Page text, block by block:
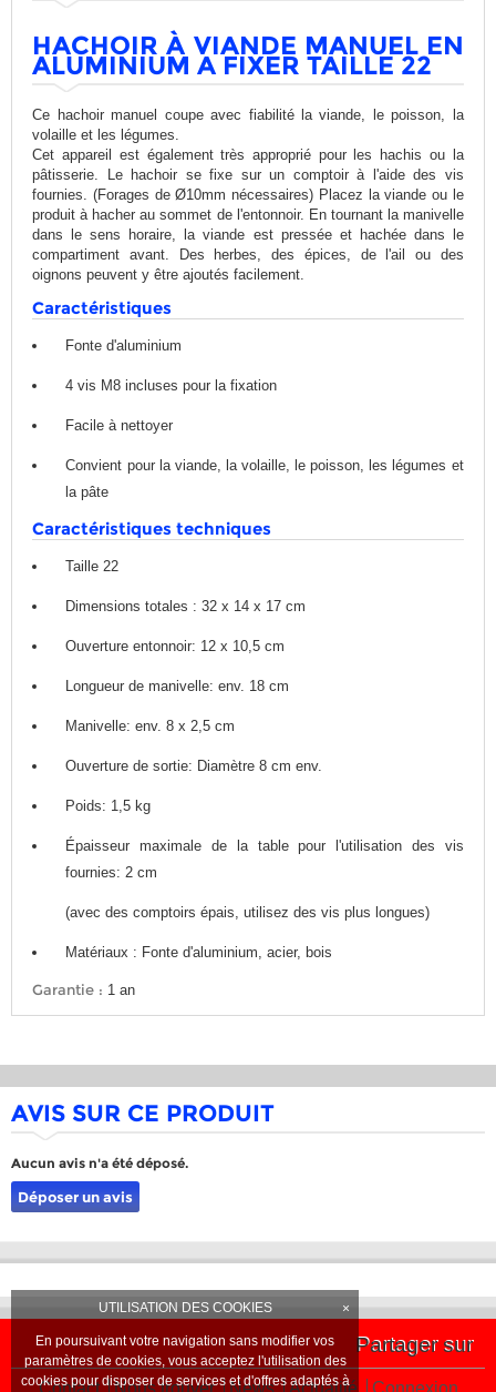
UTILISATION DES COOKIES ×
En poursuivant votre navigation sans modifier vos
paramètres de cookies, vous acceptez l'utilisation des
cookies pour disposer de services et d'offres adaptés à
HACHOIR À VIANDE MANUEL EN
ALUMINIUM A FIXER TAILLE 22
Ce hachoir manuel coupe avec fiabilité la viande, le poisson, la
volaille et les légumes.
Cet appareil est également très approprié pour les hachis ou la
pâtisserie. Le hachoir se fixe sur un comptoir à l'aide des vis
fournies. (Forages de Ø10mm nécessaires) Placez la viande ou le
produit à hacher au sommet de l'entonnoir. En tournant la manivelle
dans le sens horaire, la viande est pressée et hachée dans le
compartiment avant. Des herbes, des épices, de l'ail ou des
oignons peuvent y être ajoutés facilement.
Caractéristiques
Fonte d'aluminium
4 vis M8 incluses pour la fixation
Facile à nettoyer
Convient pour la viande, la volaille, le poisson, les légumes et
la pâte
Caractéristiques techniques
Taille 22
Dimensions totales : 32 x 14 x 17 cm
Ouverture entonnoir: 12 x 10,5 cm
Longueur de manivelle: env. 18 cm
Manivelle: env. 8 x 2,5 cm
Ouverture de sortie: Diamètre 8 cm env.
Poids: 1,5 kg
Épaisseur maximale de la table pour l'utilisation des vis
fournies: 2 cm
(avec des comptoirs épais, utilisez des vis plus longues)
Matériaux : Fonte d'aluminium, acier, bois
Garantie : 1 an
AVIS SUR CE PRODUIT
Aucun avis n'a été déposé.
Déposer un avis
Partager sur